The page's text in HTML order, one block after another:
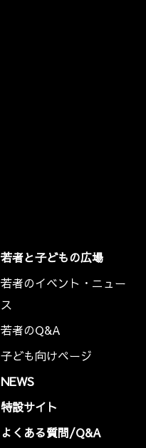
若者と子どもの広場
若者のイベント・ニュー
ス
若者のQ&A
子ども向けページ
NEWS
特設サイト
よくある質問/Q&A